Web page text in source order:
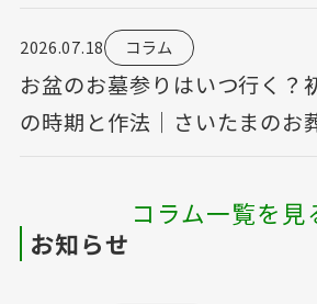
2026.07.18 コラム
お盆のお墓参りはいつ行く？
の時期と作法｜さいたまのお
コラム一覧を見
お知らせ